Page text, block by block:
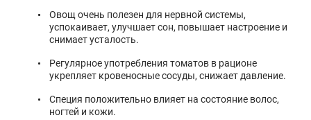
Овощ очень полезен для нервной системы,
успокаивает, улучшает сон, повышает настроение и
снимает усталость.
Регулярное употребления томатов в рационе
укрепляет кровеносные сосуды, снижает давление.
Специя положительно влияет на состояние волос,
ногтей и кожи.